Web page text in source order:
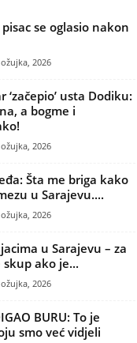
se oglasio nakon
2026
usta Dodiku:
a bogme i
2026
Šta me briga kako
u Sarajevu....
2026
u Sarajevu – za
ako je...
2026
BURU: To je
smo već vidjeli